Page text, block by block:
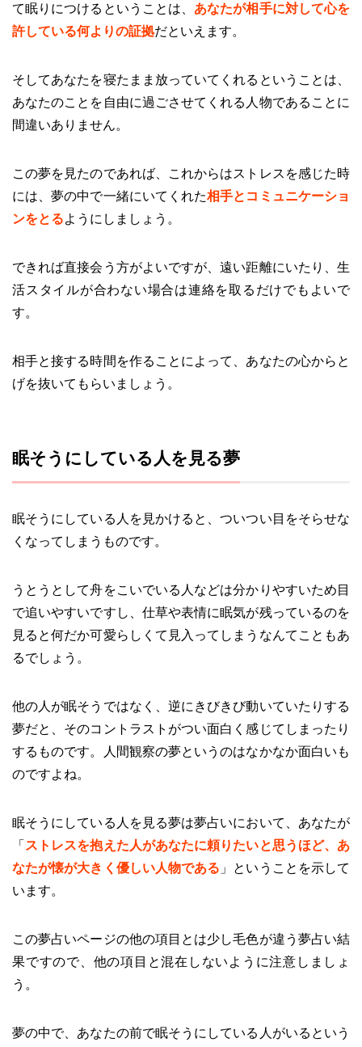
て眠りにつけるということは、 あなたが相手に対して心を
許している何よりの証拠だといえます。
そしてあなたを寝たまま放っていてくれるということは、
あなたのことを自由に過ごさせてくれる人物であることに
間違いありません。
この夢を見たのであれば、これからはストレスを感じた時
には、夢の中で一緒にいてくれた相手とコミュニケーショ
ンをとるようにしましょう。
できれば直接会う方がよいですが、遠い距離にいたり、生
活スタイルが合わない場合は連絡を取るだけでもよいで
す。
相手と接する時間を作ることによって、あなたの心からと
げを抜いてもらいましょう。
眠そうにしている人を見る夢
眠そうにしている人を見かけると、ついつい目をそらせな
くなってしまうものです。
うとうとして舟をこいでいる人などは分かりやすいため目
で追いやすいですし、仕草や表情に眠気が残っているのを
見ると何だか可愛らしくて見入ってしまうなんてこともあ
るでしょう。
他の人が眠そうではなく、逆にきびきび動いていたりする
夢だと、そのコントラストがつい面白く感じてしまったり
するものです。人間観察の夢というのはなかなか面白いも
のですよね。
眠そうにしている人を見る夢は夢占いにおいて、あなたが
「 ストレスを抱えた人があなたに頼りたいと思うほど、あ
なたが懐が大きく優しい人物である 」ということを示して
います。
この夢占いページの他の項目とは少し毛色が違う夢占い結
果ですので、他の項目と混在しないように注意しましょ
う。
夢の中で、あなたの前で眠そうにしている人がいるという